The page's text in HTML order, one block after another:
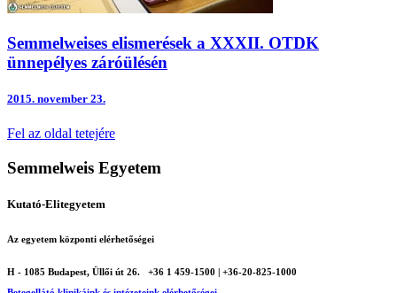
Semmelweises elismerések a XXXII. OTDK
ünnepélyes záróülésén
2015. november 23.
Fel az oldal tetejére
Semmelweis Egyetem
Kutató-Elitegyetem
Az egyetem központi elérhetőségei
H - 1085 Budapest, Üllői út 26.
+36 1 459-1500 | +36-20-825-1000